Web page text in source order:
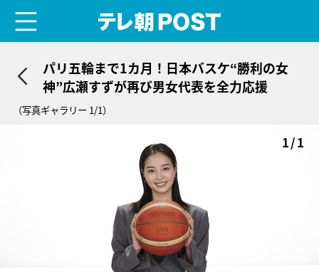
パリ五輪まで1カ月！日本バスケ“勝利の女
神”広瀬すずが再び男女代表を全力応援
（写真ギャラリー 1/1）
1/1